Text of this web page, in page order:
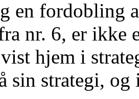
en fordobling
nr. 6, er ikke
hjem i
sin strategi,